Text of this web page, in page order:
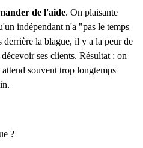
de l'aide. On plaisante
indépendant n'a "pas le temps
derrière la blague, il y a la peur de
ses clients. Résultat : on
souvent trop longtemps
?